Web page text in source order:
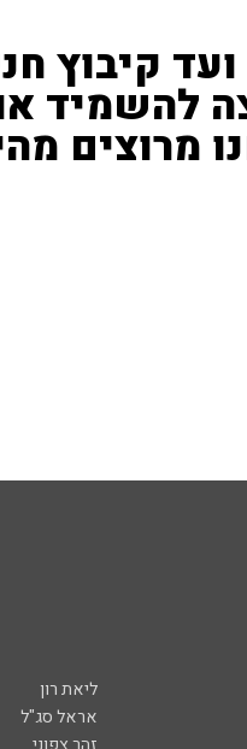
ועד קיבוץ
להשמיד
מרוצים
ליאת רון
אראל סג"ל